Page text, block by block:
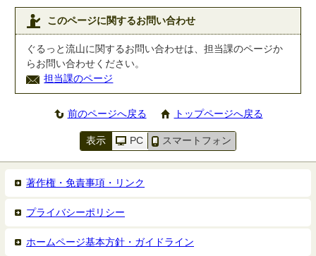
このページに関するお問い合わせ
ぐるっと流山に関するお問い合わせは、担当課のページか
らお問い合わせください。
担当課のページ
前のページへ戻る トップページへ戻る
表示 PC スマートフォン
著作権・免責事項・リンク
プライバシーポリシー
ホームページ基本方針・ガイドライン